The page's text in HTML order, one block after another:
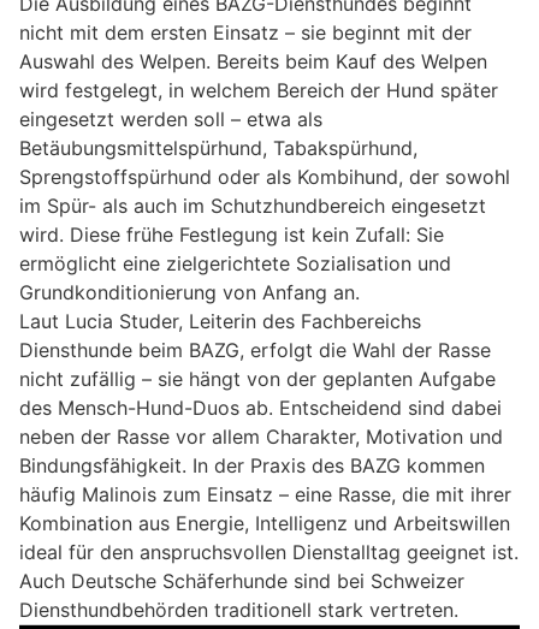
nicht mit dem ersten Einsatz – sie beginnt mit der
Auswahl des Welpen. Bereits beim Kauf des Welpen
wird festgelegt, in welchem Bereich der Hund später
eingesetzt werden soll – etwa als
Betäubungsmittelspürhund, Tabakspürhund,
Sprengstoffspürhund oder als Kombihund, der sowohl
im Spür- als auch im Schutzhundbereich eingesetzt
wird. Diese frühe Festlegung ist kein Zufall: Sie
ermöglicht eine zielgerichtete Sozialisation und
Grundkonditionierung von Anfang an.
Laut Lucia Studer, Leiterin des Fachbereichs
Diensthunde beim BAZG, erfolgt die Wahl der Rasse
nicht zufällig – sie hängt von der geplanten Aufgabe
des Mensch-Hund-Duos ab. Entscheidend sind dabei
neben der Rasse vor allem Charakter, Motivation und
Bindungsfähigkeit. In der Praxis des BAZG kommen
häufig Malinois zum Einsatz – eine Rasse, die mit ihrer
Kombination aus Energie, Intelligenz und Arbeitswillen
ideal für den anspruchsvollen Dienstalltag geeignet ist.
Auch Deutsche Schäferhunde sind bei Schweizer
Diensthundbehörden traditionell stark vertreten.